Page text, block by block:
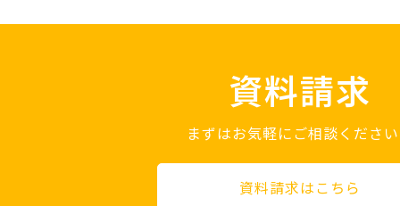
資料請求
まずはお気軽にご相談くださ
資料請求はこちら